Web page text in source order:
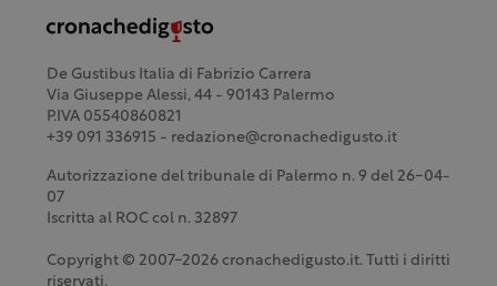
De Gustibus Italia di Fabrizio Carrera
Via Giuseppe Alessi, 44 - 90143 Palermo
P.IVA 05540860821
+39 091 336915 - redazione@cronachedigusto.it
Autorizzazione del tribunale di Palermo n. 9 del 26-04-
07
Iscritta al ROC col n. 32897
Copyright © 2007-2026 cronachedigusto.it. Tutti i diritti
riservati.